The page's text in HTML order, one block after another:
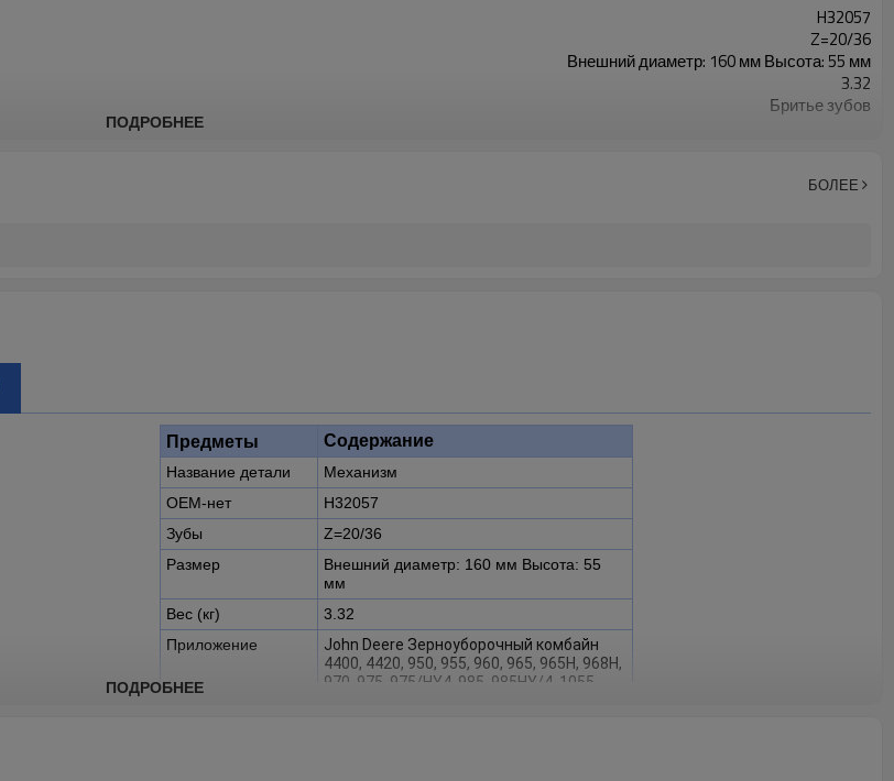
H32057
Z=20/36
Внешний диаметр: 160 мм Высота: 55 мм
3.32
Бритье зубов
Дробеструйная обработка
ПОДРОБНЕЕ
БОЛЕЕ
Предметы Содержание
Название детали
Механизм
OEM-нет
H32057
Зубы
Z=20/36
Размер
Внешний диаметр: 160 мм Высота: 55
мм
Вес (кг)
3.32
Приложение
John Deere Зерноуборочный комбайн
4400, 4420, 950, 955, 960, 965, 965H, 968H,
970, 975, 975/HY4, 985, 985HY/4, 1055,
ПОДРОБНЕЕ